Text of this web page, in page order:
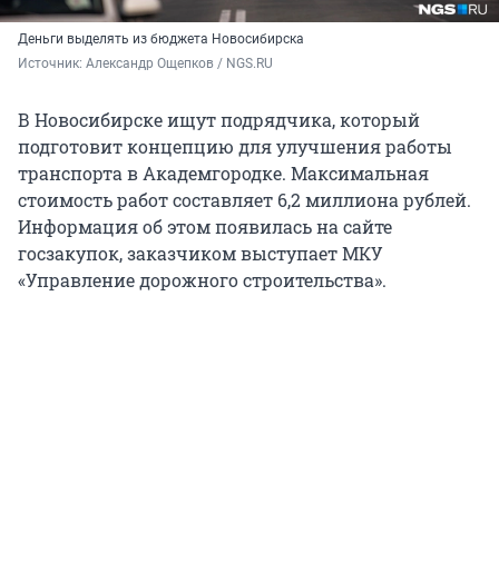
Деньги выделять из бюджета Новосибирска
Источник: Александр Ощепков / NGS.RU
В Новосибирске ищут подрядчика, который
подготовит концепцию для улучшения работы
транспорта в Академгородке. Максимальная
стоимость работ составляет 6,2 миллиона рублей.
Информация об этом появилась на сайте
госзакупок, заказчиком выступает МКУ
«Управление дорожного строительства».